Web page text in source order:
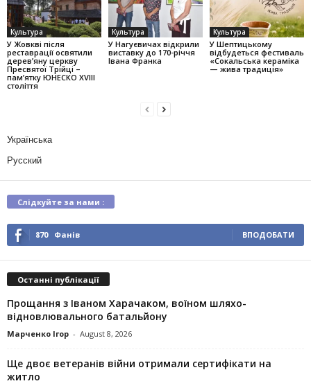
Культура
У Жовкві після
реставрації освятили
дерев’яну церкву
Пресвятої Трійці –
пам’ятку ЮНЕСКО XVIII
століття
Культура
У Нагуєвичах відкрили
виставку до 170-річчя
Івана Франка
Культура
У Шептицькому
відбудеться фестиваль
«Сокальська кераміка
— жива традиція»
Українська
Русский
Слідкуйте за нами :
870 Фанів ВПОДОБАТИ
Останні публікації
Прощання з Іваном Харачаком, воїном шляхо-
відновлювального батальйону
Марченко Ігор - August 8, 2026
Ще двоє ветеранів війни отримали сертифікати на
житло